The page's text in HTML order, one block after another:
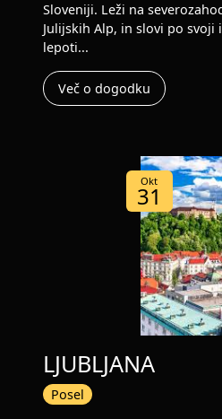
Sloveniji. Leži na
Julijskih Alp, in slovi po svoji
lepoti...
Več o dogodku
Okt
31
LJUBLJANA
Posel